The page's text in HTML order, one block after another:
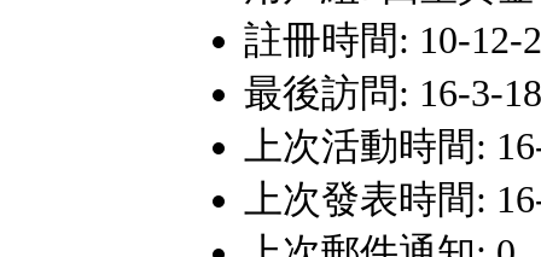
註冊時間: 10-12-
最後訪問: 16-3-
上次活動時間:
上次發表時間: